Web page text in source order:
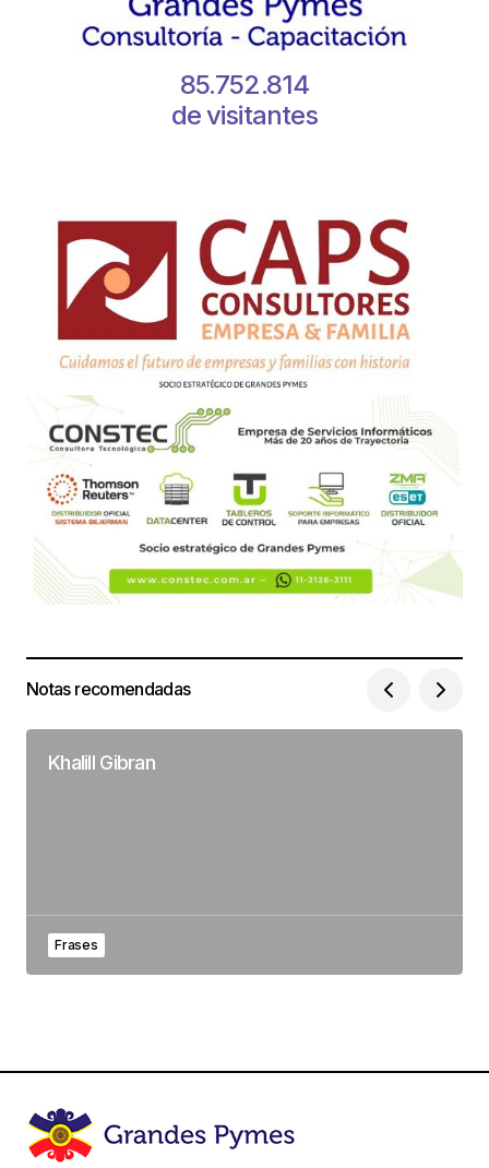
85.752.814
de visitantes
Notas recomendadas
Khalill Gibran
Frases